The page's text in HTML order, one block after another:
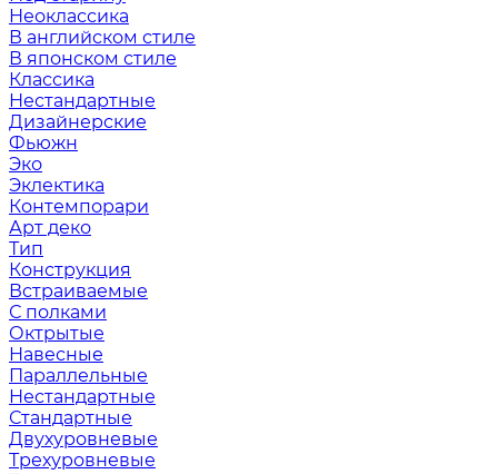
Неоклассика
В английском стиле
В японском стиле
Классика
Нестандартные
Дизайнерские
Фьюжн
Эко
Эклектика
Контемпорари
Арт деко
Тип
Конструкция
Встраиваемые
С полками
Октрытые
Навесные
Параллельные
Нестандартные
Стандартные
Двухуровневые
Трехуровневые